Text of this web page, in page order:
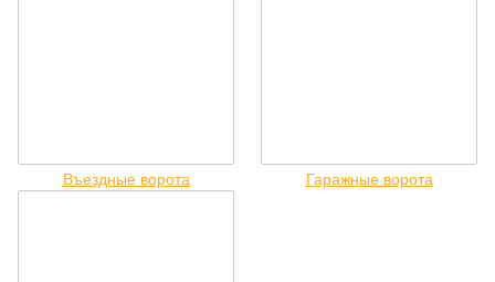
Въездные ворота Гаражные ворота